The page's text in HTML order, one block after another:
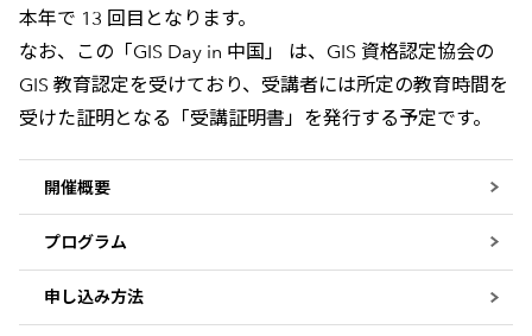
本年で 13 回目となります。
なお、この「GIS Day in 中国」 は、GIS 資格認定協会の
GIS 教育認定を受けており、受講者には所定の教育時間を
受けた証明となる「受講証明書」を発行する予定です。
開催概要
プログラム
申し込み方法